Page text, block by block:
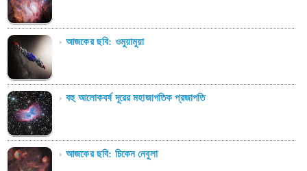
আজকের ছবি: ওমুয়ামুয়া
বহু আলোকবর্ষ দূরের মহাজাগতিক প্রজাপতি
আজকের ছবি: চিকেন নেবুলা